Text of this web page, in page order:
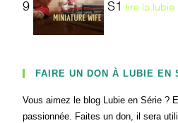
9 S1 lire la lubie
FAIRE UN DON À LUBIE EN
Vous aimez le blog Lubie en Série ?
passionnée. Faites un don, il sera